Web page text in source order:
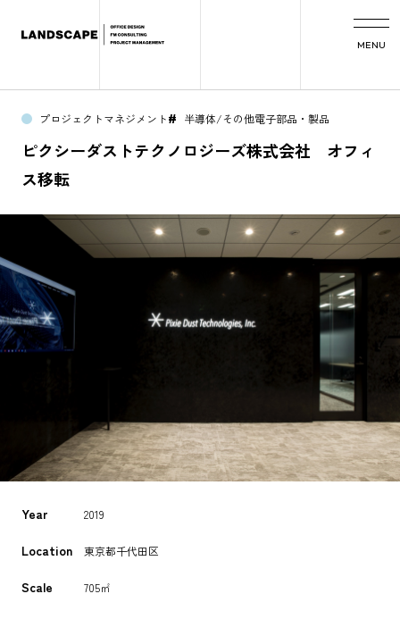
MENU
プロジェクトマネジメント# 半導体/その他電子部品・製品
ピクシーダストテクノロジーズ株式会社 オフィ
ス移転
Year 2019
Location 東京都千代田区
Scale 705㎡